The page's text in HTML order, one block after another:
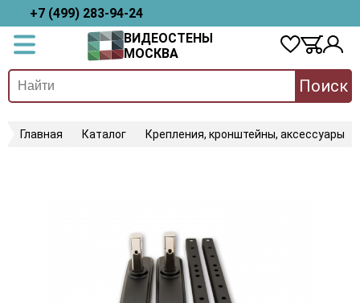
+7 (499) 283-94-24
ВИДЕОСТЕНЫ
МОСКВА
Поиск
Главная Каталог Крепления, кронштейны, аксессуары